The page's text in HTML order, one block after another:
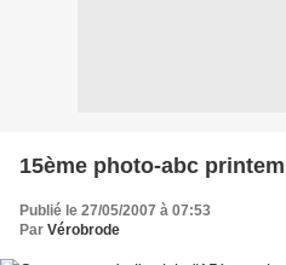
15ème photo-abc
Publié le 27/05/2007 à 07:53
Par Vérobrode